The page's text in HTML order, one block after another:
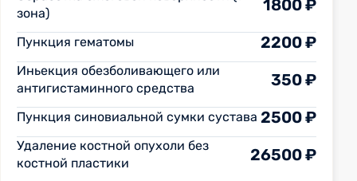
зона)
1800 ₽
Пункция гематомы 2200 ₽
Иньекция обезболивающего или
антигистаминного средства
350 ₽
Пункция синовиальной сумки сустава 2500 ₽
Удаление костной опухоли без
костной пластики
26500 ₽